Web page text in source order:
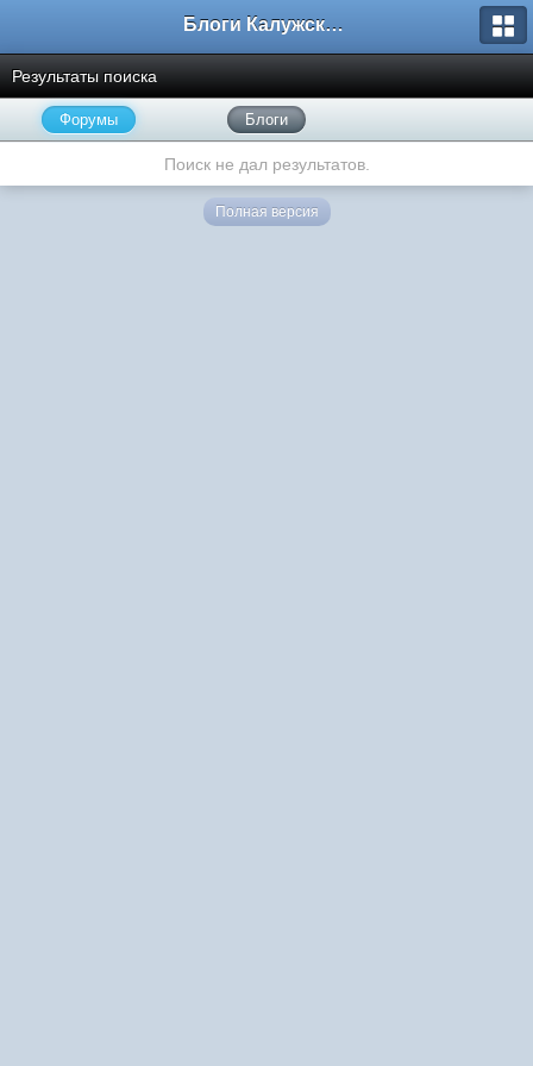
Блоги Калужского перекрестка
Результаты поиска
Форумы Блоги
Поиск не дал результатов.
Полная версия